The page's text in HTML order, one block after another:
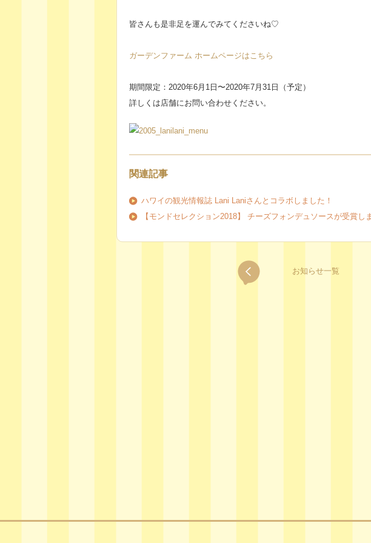
皆さんも是非足を運んでみてくださいね♡
ガーデンファーム ホームページはこちら
期間限定：2020年6月1日〜2020年7月31日（予定）
詳しくは店舗にお問い合わせください。
関連記事
ハワイの観光情報誌 Lani Laniさんとコラボしました！
【モンドセレクション2018】 チーズフォンデュソースが受賞し
お知らせ一覧